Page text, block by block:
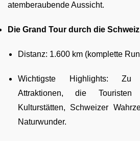
atemberaubende Aussicht.
Die Grand Tour durch die Schweiz
Distanz: 1.600 km (komplette
Wichtigste Highlights: Zu
Attraktionen, die Touristen
Kulturstätten, Schweizer
Naturwunder.